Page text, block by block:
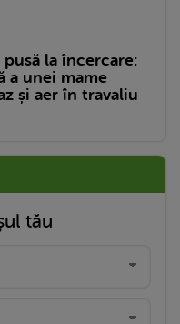
pusă la încercare:
a unei mame
și aer în travaliu
tău